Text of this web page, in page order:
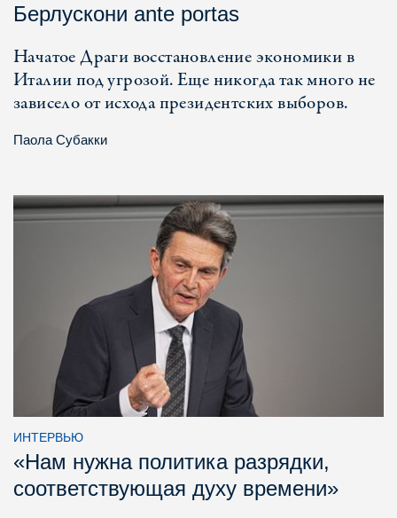
Берлускони ante portas
Начатое Драги восстановление экономики в
Италии под угрозой. Еще никогда так много не
зависело от исхода президентских выборов.
Паола Субакки
ИНТЕРВЬЮ
«Нам нужна политика разрядки,
соответствующая духу времени»